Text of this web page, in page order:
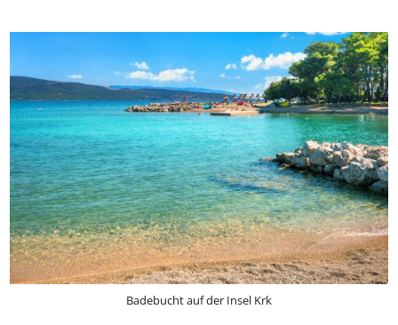
einen wunderschönen alten Palast verfügt.